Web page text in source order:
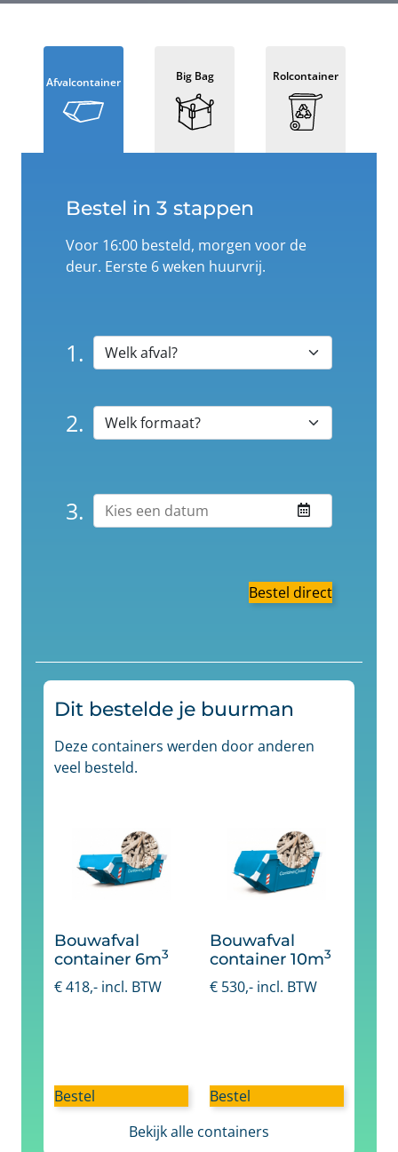
Afvalcontainer Big Bag Rolcontainer
Bestel in 3 stappen
Voor 16:00 besteld, morgen voor de
deur. Eerste 6 weken huurvrij.
1.
2.
3.
Bestel direct
Dit bestelde je buurman
Deze containers werden door anderen
veel besteld.
Bouwafval
container 6m3
€418,- incl. BTW
Bestel
Bouwafval
container 10m3
€ 530,- incl. BTW
Bestel
Bekijk alle containers